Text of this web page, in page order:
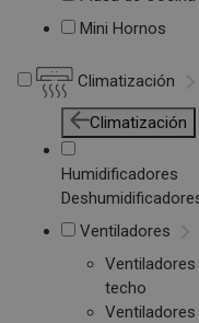
Mini Hornos
Climatización
Climatización
Humidificadores
Ventiladores
Ventiladores
techo
Ventiladores